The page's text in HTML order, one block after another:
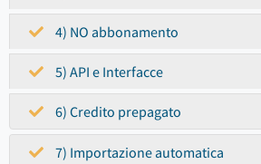
4) NO abbonamento
5) API e Interfacce
6) Credito prepagato
7) Importazione automatica